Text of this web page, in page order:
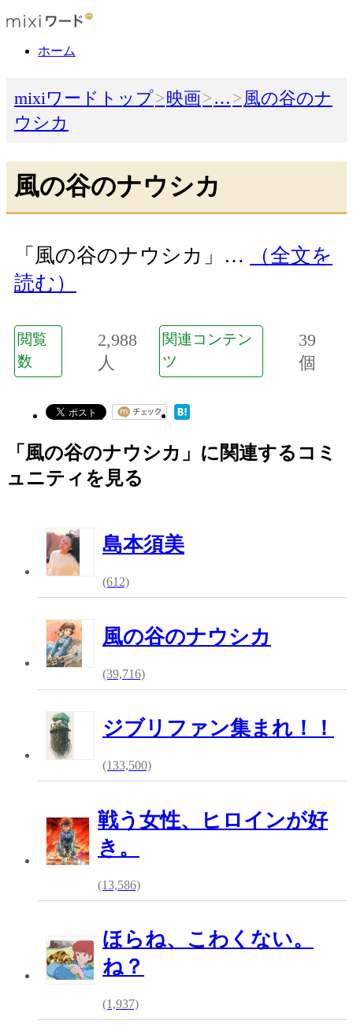
ホーム
mixiワードトップ 映画 …
風の谷のナ
ウシカ
風の谷のナウシカ
「風の谷のナウシカ」…
（全文を
読む）
閲覧
数
2,988
人
関連コンテン
ツ
39
個
「風の谷のナウシカ」に関連するコミ
ュニティを見る
島本須美
(612)
風の谷のナウシカ
(39,716)
ジブリファン集まれ！！
(133,500)
戦う女性、ヒロインが好
き。
(13,586)
ほらね、こわくない。
ね？
(1,937)